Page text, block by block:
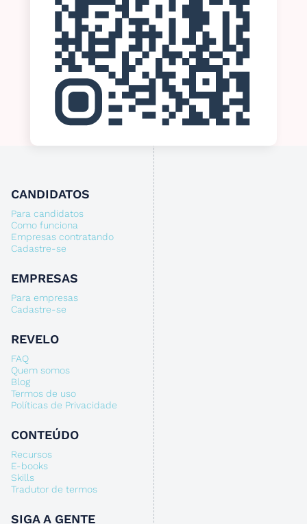
CANDIDATOS
Para candidatos
Como funciona
Empresas contratando
Cadastre-se
EMPRESAS
Para empresas
Cadastre-se
REVELO
FAQ
Quem somos
Blog
Termos de uso
Políticas de Privacidade
CONTEÚDO
Recursos
E-books
Skills
Tradutor de termos
SIGA A GENTE